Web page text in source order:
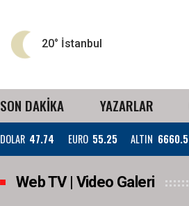
20° İstanbul
SON DAKİKA YAZARLAR
DOLAR 47.74 EURO 55.25 ALTIN 6660.5
Web TV | Video Galeri